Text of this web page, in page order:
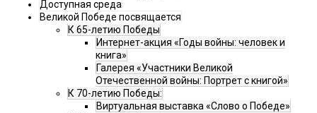
Доступная среда
Великой Победе посвящается
К 65-летию Победы
Интернет-акция «Годы войны: человек и
книга»
Галерея «Участники Великой
Отечественной войны: Портрет с книгой»
К 70-летию Победы:
Виртуальная выставка «Слово о Победе»